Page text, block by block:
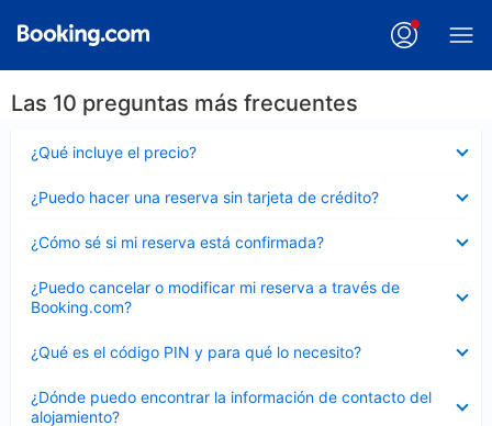
Las 10 preguntas más frecuentes
¿Qué incluye el precio?
cerrado
¿Puedo hacer una reserva sin tarjeta de crédito?
cerrado
¿Cómo sé si mi reserva está confirmada?
cerrado
¿Puedo cancelar o modificar mi reserva a través de
Booking.com?
cerrado
¿Qué es el código PIN y para qué lo necesito?
cerrado
¿Dónde puedo encontrar la información de contacto del
alojamiento?
cerrado